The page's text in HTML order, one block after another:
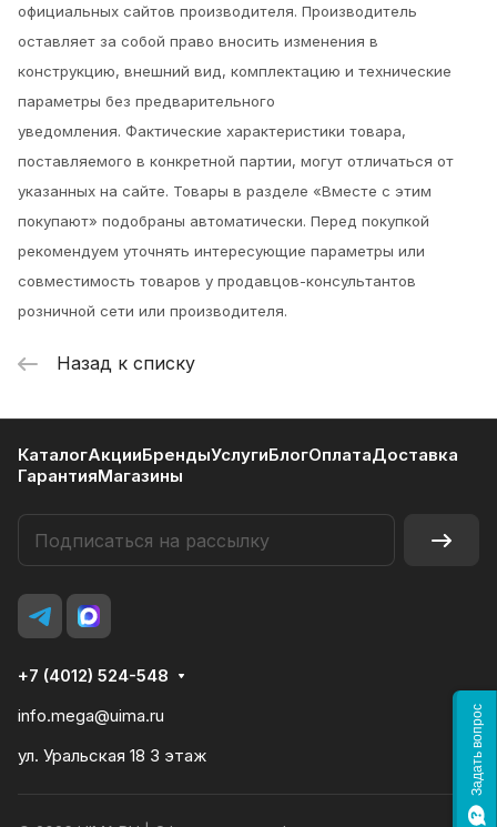
официальных сайтов производителя. Производитель
оставляет за собой право вносить изменения в
конструкцию, внешний вид, комплектацию и технические
параметры без предварительного
уведомления. Фактические характеристики товара,
поставляемого в конкретной партии, могут отличаться от
указанных на сайте. Товары в разделе «Вместе с этим
покупают» подобраны автоматически. Перед покупкой
рекомендуем уточнять интересующие параметры или
совместимость товаров у продавцов-консультантов
розничной сети или производителя.
Назад к списку
КаталогАкцииБрендыУслугиБлогОплатаДоставка
ГарантияМагазины
+7 (4012) 524-548
info.mega@uima.ru
ул. Уральская 18 3 этаж
Задать вопрос